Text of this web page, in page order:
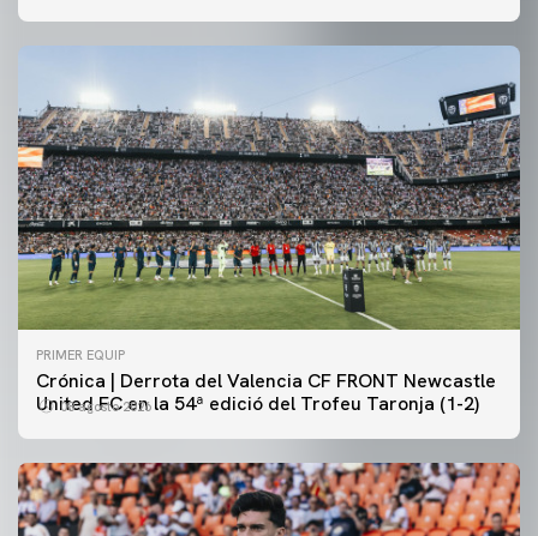
PRIMER EQUIP
Crónica | Derrota del Valencia CF FRONT Newcastle
United FC en la 54ª edició del Trofeu Taronja (1-2)
08 agosto 2026